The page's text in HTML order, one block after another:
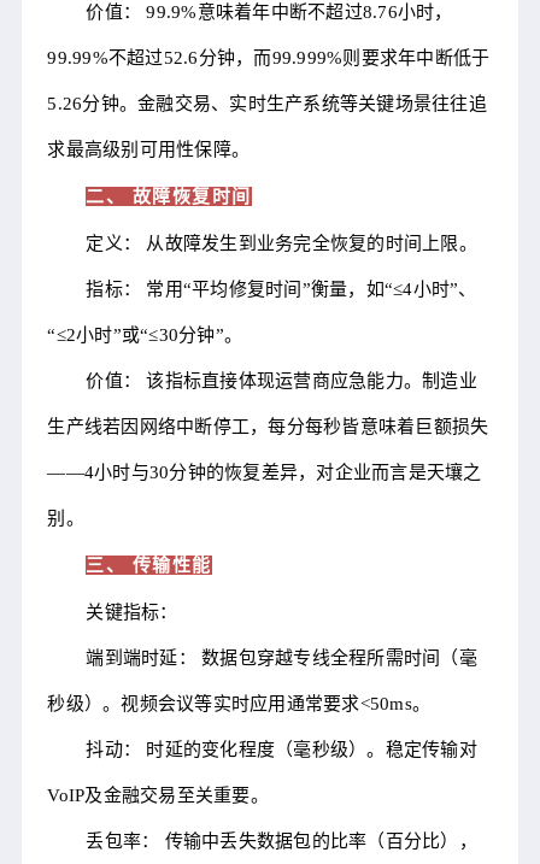
价值： 99.9%意味着年中断不超过8.76小时，
99.99%不超过52.6分钟，而99.999%则要求年中断低于
5.26分钟。金融交易、实时生产系统等关键场景往往追
求最高级别可用性保障。
二、 故障恢复时间
定义： 从故障发生到业务完全恢复的时间上限。
指标： 常用“平均修复时间”衡量，如“≤4小时”、
“≤2小时”或“≤30分钟”。
价值： 该指标直接体现运营商应急能力。制造业
生产线若因网络中断停工，每分每秒皆意味着巨额损失
——4小时与30分钟的恢复差异，对企业而言是天壤之
别。
三、 传输性能
关键指标：
端到端时延： 数据包穿越专线全程所需时间（毫
秒级）。视频会议等实时应用通常要求<50ms。
抖动： 时延的变化程度（毫秒级）。稳定传输对
VoIP及金融交易至关重要。
丢包率： 传输中丢失数据包的比率（百分比），